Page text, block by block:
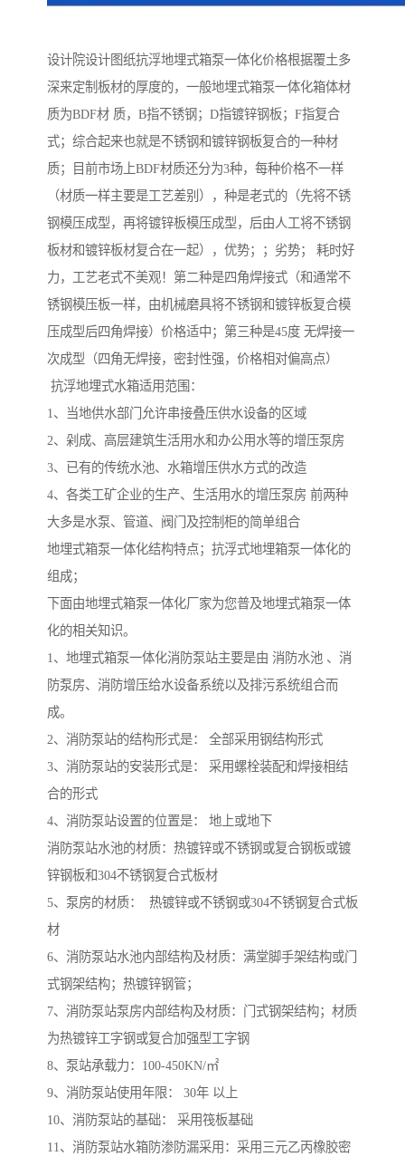
设计院设计图纸抗浮地埋式箱泵一体化价格根据覆土多
深来定制板材的厚度的，一般地埋式箱泵一体化箱体材
质为BDF材 质，B指不锈钢；D指镀锌钢板；F指复合
式；综合起来也就是不锈钢和镀锌钢板复合的一种材
质；目前市场上BDF材质还分为3种，每种价格不一样
（材质一样主要是工艺差别），种是老式的（先将不锈
钢模压成型，再将镀锌板模压成型，后由人工将不锈钢
板材和镀锌板材复合在一起），优势；；劣势； 耗时好
力，工艺老式不美观！第二种是四角焊接式（和通常不
锈钢模压板一样，由机械磨具将不锈钢和镀锌板复合模
压成型后四角焊接）价格适中；第三种是45度 无焊接一
次成型（四角无焊接，密封性强，价格相对偏高点）
抗浮地埋式水箱适用范围：
1、当地供水部门允许串接叠压供水设备的区域
2、剁成、高层建筑生活用水和办公用水等的增压泵房
3、已有的传统水池、水箱增压供水方式的改造
4、各类工矿企业的生产、生活用水的增压泵房 前两种
大多是水泵、管道、阀门及控制柜的简单组合
地埋式箱泵一体化结构特点；抗浮式地埋箱泵一体化的
组成；
下面由地埋式箱泵一体化厂家为您普及地埋式箱泵一体
化的相关知识。
1、地埋式箱泵一体化消防泵站主要是由 消防水池 、消
防泵房、消防增压给水设备系统以及排污系统组合而
成。
2、消防泵站的结构形式是： 全部采用钢结构形式
3、消防泵站的安装形式是： 采用螺栓装配和焊接相结
合的形式
4、消防泵站设置的位置是： 地上或地下
消防泵站水池的材质：热镀锌或不锈钢或复合钢板或镀
锌钢板和304不锈钢复合式板材
5、泵房的材质： 热镀锌或不锈钢或304不锈钢复合式板
材
6、消防泵站水池内部结构及材质：满堂脚手架结构或门
式钢架结构；热镀锌钢管；
7、消防泵站泵房内部结构及材质：门式钢架结构；材质
为热镀锌工字钢或复合加强型工字钢
8、泵站承载力：100-450KN/㎡
9、消防泵站使用年限： 30年 以上
10、消防泵站的基础： 采用筏板基础
11、消防泵站水箱防渗防漏采用：采用三元乙丙橡胶密